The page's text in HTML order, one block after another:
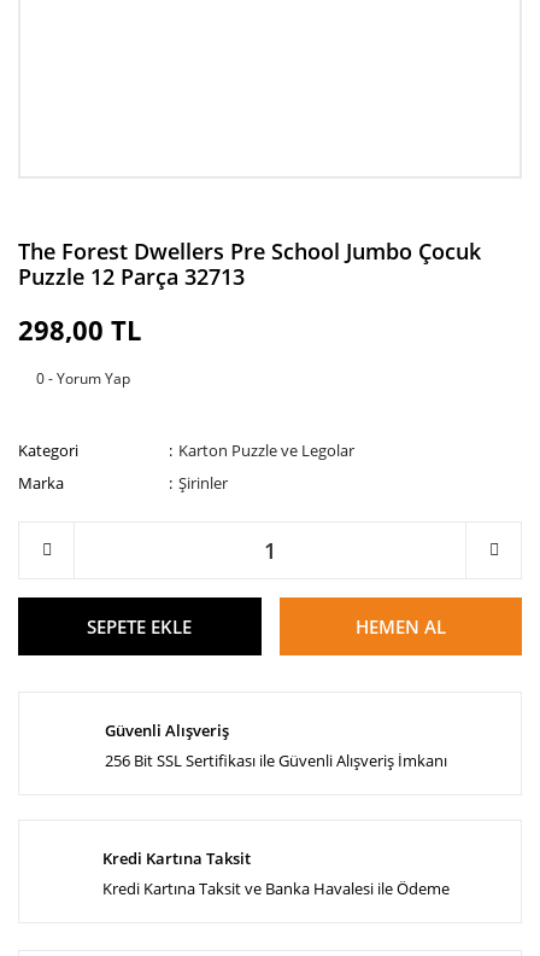
The Forest Dwellers Pre School Jumbo Çocuk
Puzzle 12 Parça 32713
298,00 TL
0 - Yorum Yap
Kategori
Karton Puzzle ve Legolar
Marka
Şirinler
SEPETE EKLE HEMEN AL
Güvenli Alışveriş
256 Bit SSL Sertifikası ile Güvenli Alışveriş İmkanı
Kredi Kartına Taksit
Kredi Kartına Taksit ve Banka Havalesi ile Ödeme